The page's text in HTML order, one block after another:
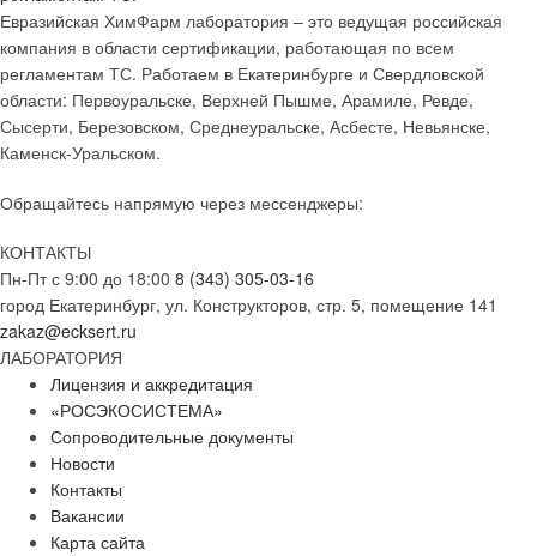
Евразийская ХимФарм лаборатория – это ведущая российская
компания в области сертификации, работающая по всем
регламентам ТС. Работаем в Екатеринбурге и Свердловской
области: Первоуральске, Верхней Пышме, Арамиле, Ревде,
Сысерти, Березовском, Среднеуральске, Асбесте, Невьянске,
Каменск-Уральском.
Обращайтесь напрямую через мессенджеры:
КОНТАКТЫ
Пн-Пт с 9:00 до 18:00 8 (343) 305-03-16
город Екатеринбург, ул. Конструкторов, стр. 5, помещение 141
zakaz@ecksert.ru
ЛАБОРАТОРИЯ
Лицензия и аккредитация
«РОСЭКОСИСТЕМА»
Сопроводительные документы
Новости
Контакты
Вакансии
Карта сайта